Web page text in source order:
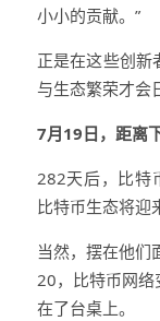
小小的贡献。”
正是在这些创新
与生态繁荣才会
7月19日，距离
282天后，比特
比特币生态将迎
当然，摆在他们
20，比特币网
在了台桌上。